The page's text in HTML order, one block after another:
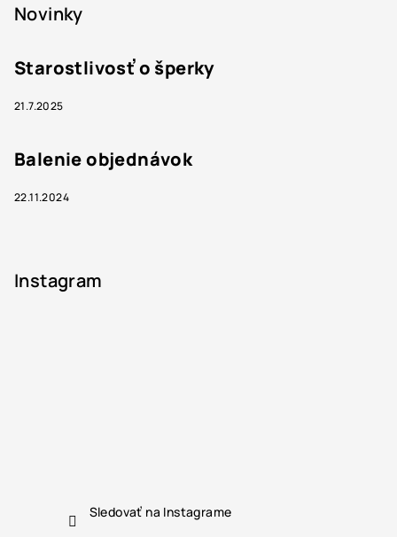
Novinky
Starostlivosť o šperky
21.7.2025
Balenie objednávok
22.11.2024
Instagram
Sledovať na Instagrame